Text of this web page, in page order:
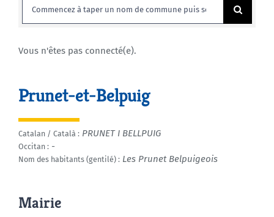
Rechercher:
Vous n'êtes pas connecté(e).
Prunet-et-Belpuig
Catalan / Català : PRUNET I BELLPUIG
Occitan : -
Nom des habitants (gentilé) : Les Prunet Belpuigeois
Mairie